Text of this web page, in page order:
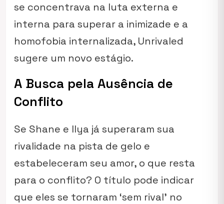
se concentrava na luta externa e
interna para superar a inimizade e a
homofobia internalizada, Unrivaled
sugere um novo estágio.
A Busca pela Ausência de
Conflito
Se Shane e Ilya já superaram sua
rivalidade na pista de gelo e
estabeleceram seu amor, o que resta
para o conflito? O título pode indicar
que eles se tornaram ‘sem rival’ no